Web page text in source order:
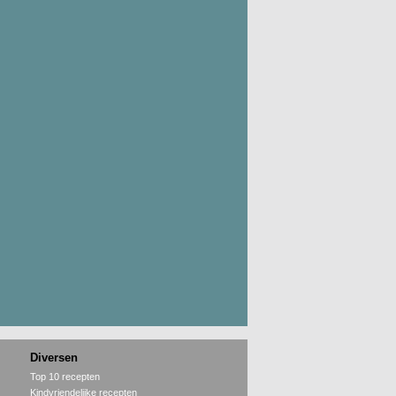
Diversen
Top 10 recepten
Kindvriendelijke recepten